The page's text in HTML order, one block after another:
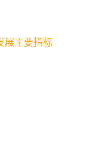
展主要指标